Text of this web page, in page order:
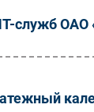
служб ОАО